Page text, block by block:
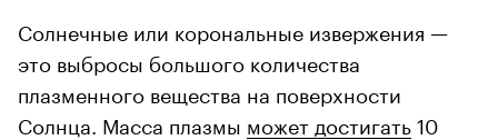
Солнечные или корональные извержения —
это выбросы большого количества
плазменного вещества на поверхности
Солнца. Масса плазмы может достигать10